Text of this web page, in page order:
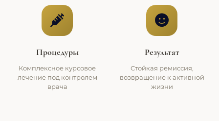
Процедуры
Комплексное курсовое
лечение под контролем
врача
Результат
Стойкая ремиссия,
возвращение к активной
жизни